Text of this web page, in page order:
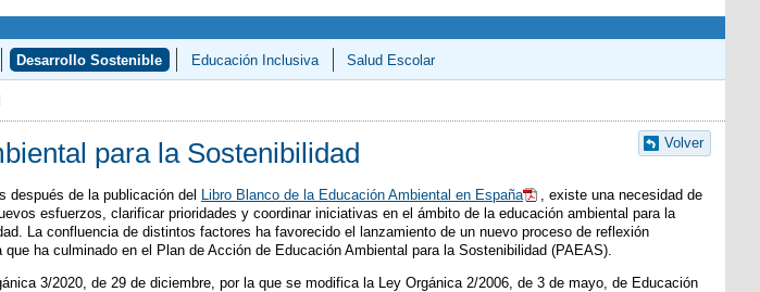
Desarrollo Sostenible Educación Inclusiva Salud Escolar
Volver
para la Sostenibilidad
después de la publicación del Libro Blanco de la Educación Ambiental en España
, existe una necesidad de
esfuerzos, clarificar prioridades y coordinar iniciativas en el ámbito de la educación ambiental para la
La confluencia de distintos factores ha favorecido el lanzamiento de un nuevo proceso de reflexión
que ha culminado en el Plan de Acción de Educación Ambiental para la Sostenibilidad (PAEAS).
3/2020, de 29 de diciembre, por la que se modifica la Ley Orgánica 2/2006, de 3 de mayo, de Educación